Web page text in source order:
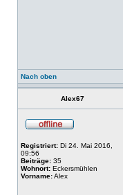
Nach oben
Alex67
Registriert: Di 24. Mai 2016,
09:56
Beiträge: 35
Wohnort: Eckersmühlen
Vorname:Alex